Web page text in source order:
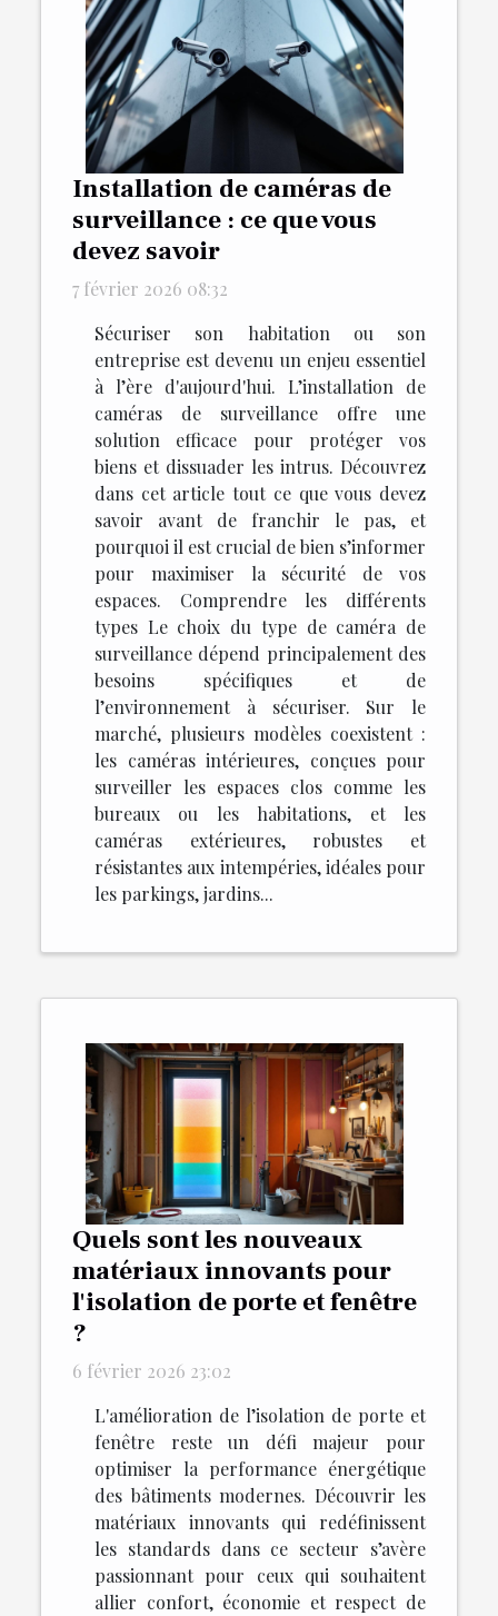
Installation de caméras de
surveillance : ce que vous
devez savoir
7 février 2026 08:32
Sécuriser son habitation ou son
entreprise est devenu un enjeu essentiel
à l’ère d'aujourd'hui. L’installation de
caméras de surveillance offre une
solution efficace pour protéger vos
biens et dissuader les intrus. Découvrez
dans cet article tout ce que vous devez
savoir avant de franchir le pas, et
pourquoi il est crucial de bien s’informer
pour maximiser la sécurité de vos
espaces. Comprendre les différents
types Le choix du type de caméra de
surveillance dépend principalement des
besoins spécifiques et de
l’environnement à sécuriser. Sur le
marché, plusieurs modèles coexistent :
les caméras intérieures, conçues pour
surveiller les espaces clos comme les
bureaux ou les habitations, et les
caméras extérieures, robustes et
résistantes aux intempéries, idéales pour
les parkings, jardins...
Quels sont les nouveaux
matériaux innovants pour
l'isolation de porte et fenêtre
?
6 février 2026 23:02
L'amélioration de l’isolation de porte et
fenêtre reste un défi majeur pour
optimiser la performance énergétique
des bâtiments modernes. Découvrir les
matériaux innovants qui redéfinissent
les standards dans ce secteur s’avère
passionnant pour ceux qui souhaitent
allier confort, économie et respect de